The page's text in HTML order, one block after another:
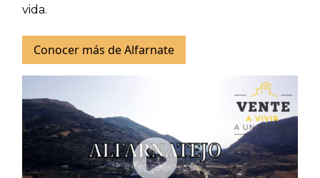
vida.
Conocer más de Alfarnate